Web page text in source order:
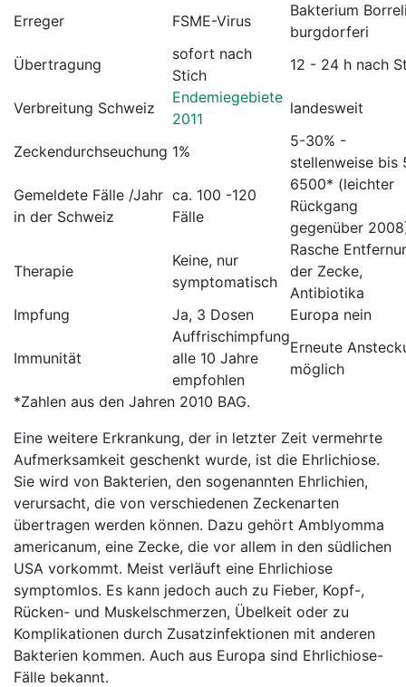
Erreger FSME-Virus
Bakterium
burgdorferi
Übertragung
sofort nach
Stich
12 - 24 h nach
Verbreitung Schweiz
Endemiegebiete
2011
landesweit
Zeckendurchseuchung 1%
5-30% -
stellenweise bis
Gemeldete Fälle /Jahr
in der Schweiz
ca. 100 -120
Fälle
6500* (leichter
Rückgang
gegenüber
Therapie
Keine, nur
symptomatisch
Rasche
der Zecke,
Antibiotika
Impfung
Ja, 3 Dosen Europa nein
Immunität
Auffrischimpfung
alle 10 Jahre
empfohlen
Erneute
möglich
*Zahlen aus den Jahren 2010 BAG.
Eine weitere Erkrankung, der in letzter Zeit vermehrte
Aufmerksamkeit geschenkt wurde, ist die Ehrlichiose.
Sie wird von Bakterien, den sogenannten Ehrlichien,
verursacht, die von verschiedenen Zeckenarten
übertragen werden können. Dazu gehört Amblyomma
americanum, eine Zecke, die vor allem in den südlichen
USA vorkommt. Meist verläuft eine Ehrlichiose
symptomlos. Es kann jedoch auch zu Fieber, Kopf-,
Rücken- und Muskelschmerzen, Übelkeit oder zu
Komplikationen durch Zusatzinfektionen mit anderen
Bakterien kommen. Auch aus Europa sind Ehrlichiose-
Fälle bekannt.